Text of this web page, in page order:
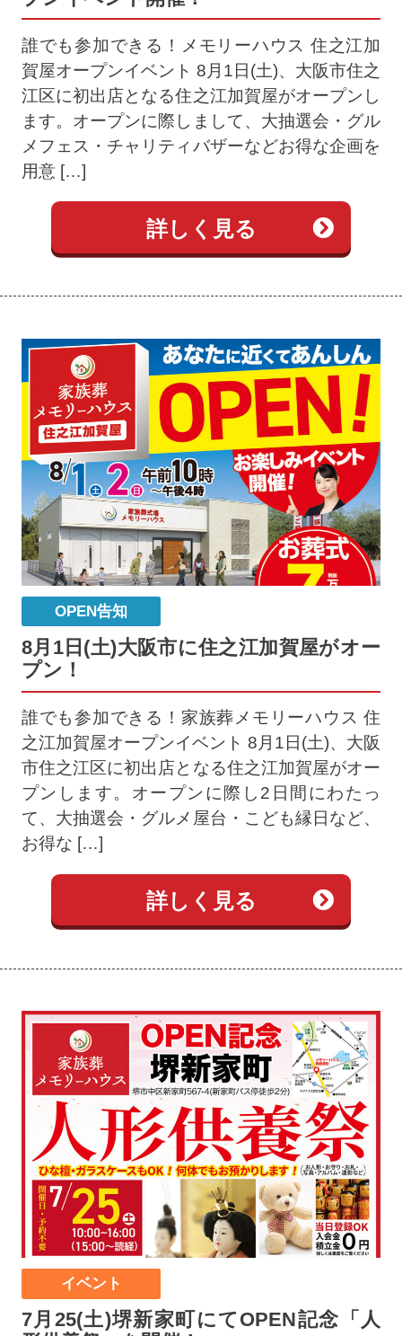
誰でも参加できる！メモリーハウス 住之江加
賀屋オープンイベント 8月1日(土)、大阪市住之
江区に初出店となる住之江加賀屋がオープンし
ます。オープンに際しまして、大抽選会・グル
メフェス・チャリティバザーなどお得な企画を
用意 […]
詳しく見る
OPEN告知
8月1日(土)大阪市に住之江加賀屋がオー
プン！
誰でも参加できる！家族葬メモリーハウス 住
之江加賀屋オープンイベント 8月1日(土)、大阪
市住之江区に初出店となる住之江加賀屋がオー
プンします。オープンに際し2日間にわたっ
て、大抽選会・グルメ屋台・こども縁日など、
お得な […]
詳しく見る
イベント
7月25(土)堺新家町にてOPEN記念「人